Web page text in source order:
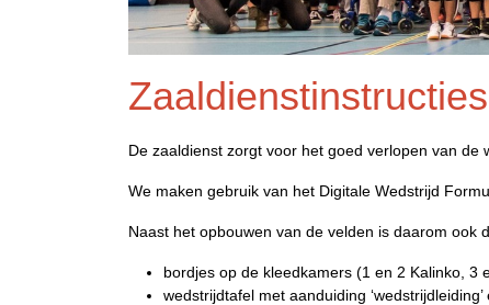
Zaaldienstinstructies
De zaaldienst zorgt voor het goed verlopen van de
We maken gebruik van het Digitale Wedstrijd
Naast het opbouwen van de velden is daarom ook
bordjes op de kleedkamers (1 en 2 Kalinko, 3
wedstrijdtafel met aanduiding